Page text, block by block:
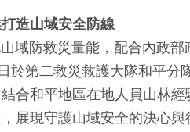
造山域安全防線
域防救災量能，配合內政部
於第二救災救護大隊和平分
合和平地區在地人員山林經
展現守護山域安全的決心與